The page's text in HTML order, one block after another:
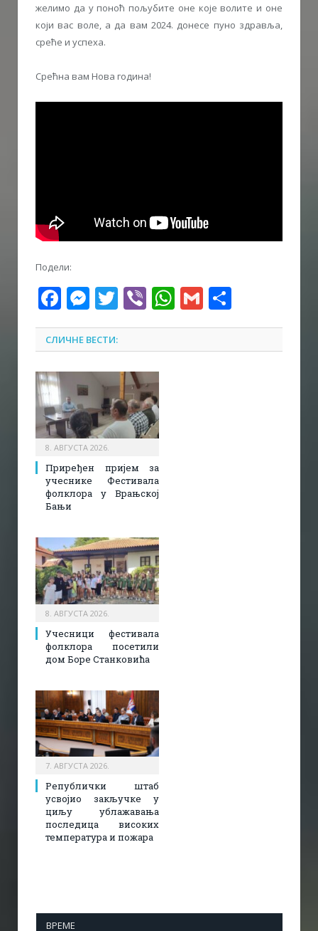
желимо да у поноћ пољубите оне које волите и оне
који вас воле, а да вам 2024. донесе пуно здравља,
среће и успеха.
Срећна вам Нова година!
Подели:
Facebook
Messenger
Twitter
ViberWhatsApp
Gmail
СЛИЧНЕ ВЕСТИ:
8. АВГУСТА 2026.
Приређен пријем за
учеснике Фестивала
фолклора у Врањској
Бањи
8. АВГУСТА 2026.
Учесници фестивала
фолклора посетили
дом Боре Станковића
7. АВГУСТА 2026.
Републички штаб
усвојио закључке у
циљу ублажавања
последица високих
температура и пожара​
ВРЕМЕ